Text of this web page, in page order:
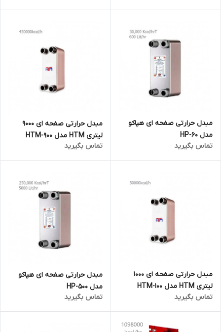
مبدل حرارتی صفحه ای هپاکو
مدل HP-60
تماس بگیرید
مبدل حرارتی صفحه ای 9000
لیتری HTM مدل HTM-900
تماس بگیرید
مبدل حرارتی صفحه ای 1000
لیتری HTM مدل HTM-100
تماس بگیرید
مبدل حرارتی صفحه ای هپاکو
مدل HP-500
تماس بگیرید